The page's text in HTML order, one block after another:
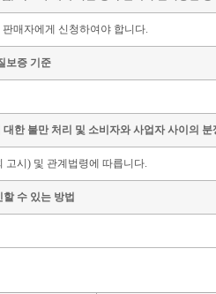
매자에게 신청하여야 합니다.
보증 기준
한 불만 처리 및 소비자와 사업자 사이의
고시) 및 관계법령에 따릅니다.
수 있는 방법